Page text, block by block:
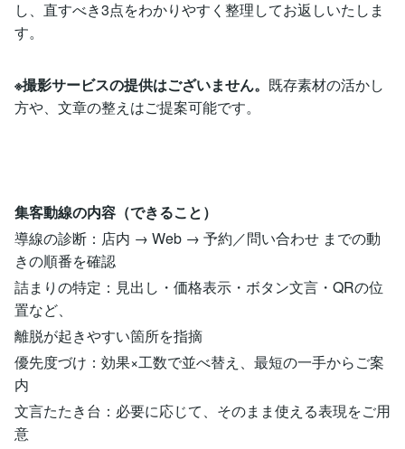
し、直すべき3点をわかりやすく整理してお返しいたしま
す。
※撮影サービスの提供はございません。 既存素材の活かし
方や、文章の整えはご提案可能です。
集客動線の内容（できること）
導線の診断：店内 → Web → 予約／問い合わせ までの動
きの順番を確認
詰まりの特定：見出し・価格表示・ボタン文言・QRの位
置など、
離脱が起きやすい箇所を指摘
優先度づけ：効果×工数で並べ替え、最短の一手からご案
内
文言たたき台：必要に応じて、そのまま使える表現をご用
意